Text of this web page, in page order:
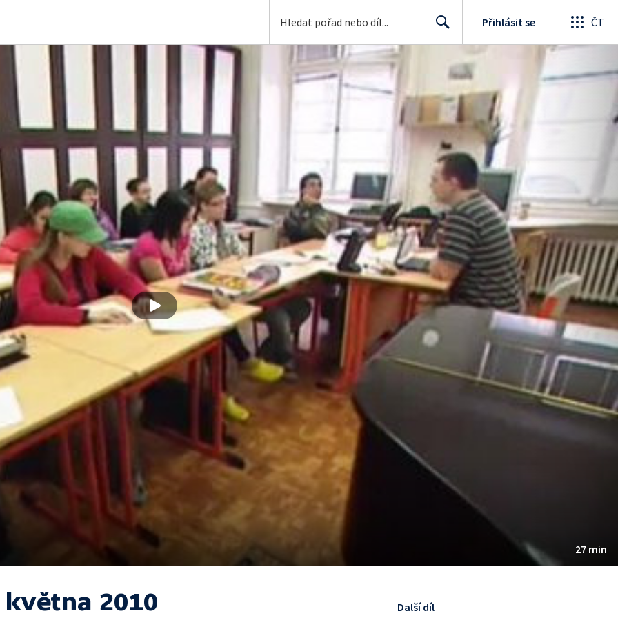
Přihlásit se ČT
27 min
května 2010 Další díl